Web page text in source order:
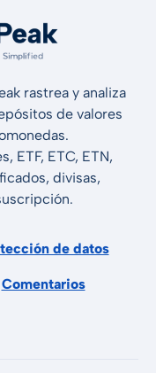
rastrea y analiza
de valores
ETF, ETC, ETN,
divisas,
de datos
Comentarios